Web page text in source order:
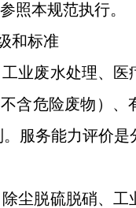
照本规范执行。
和标准
业废水处理、医
含危险废物）、
服务能力评价是
尘脱硫脱硝、工